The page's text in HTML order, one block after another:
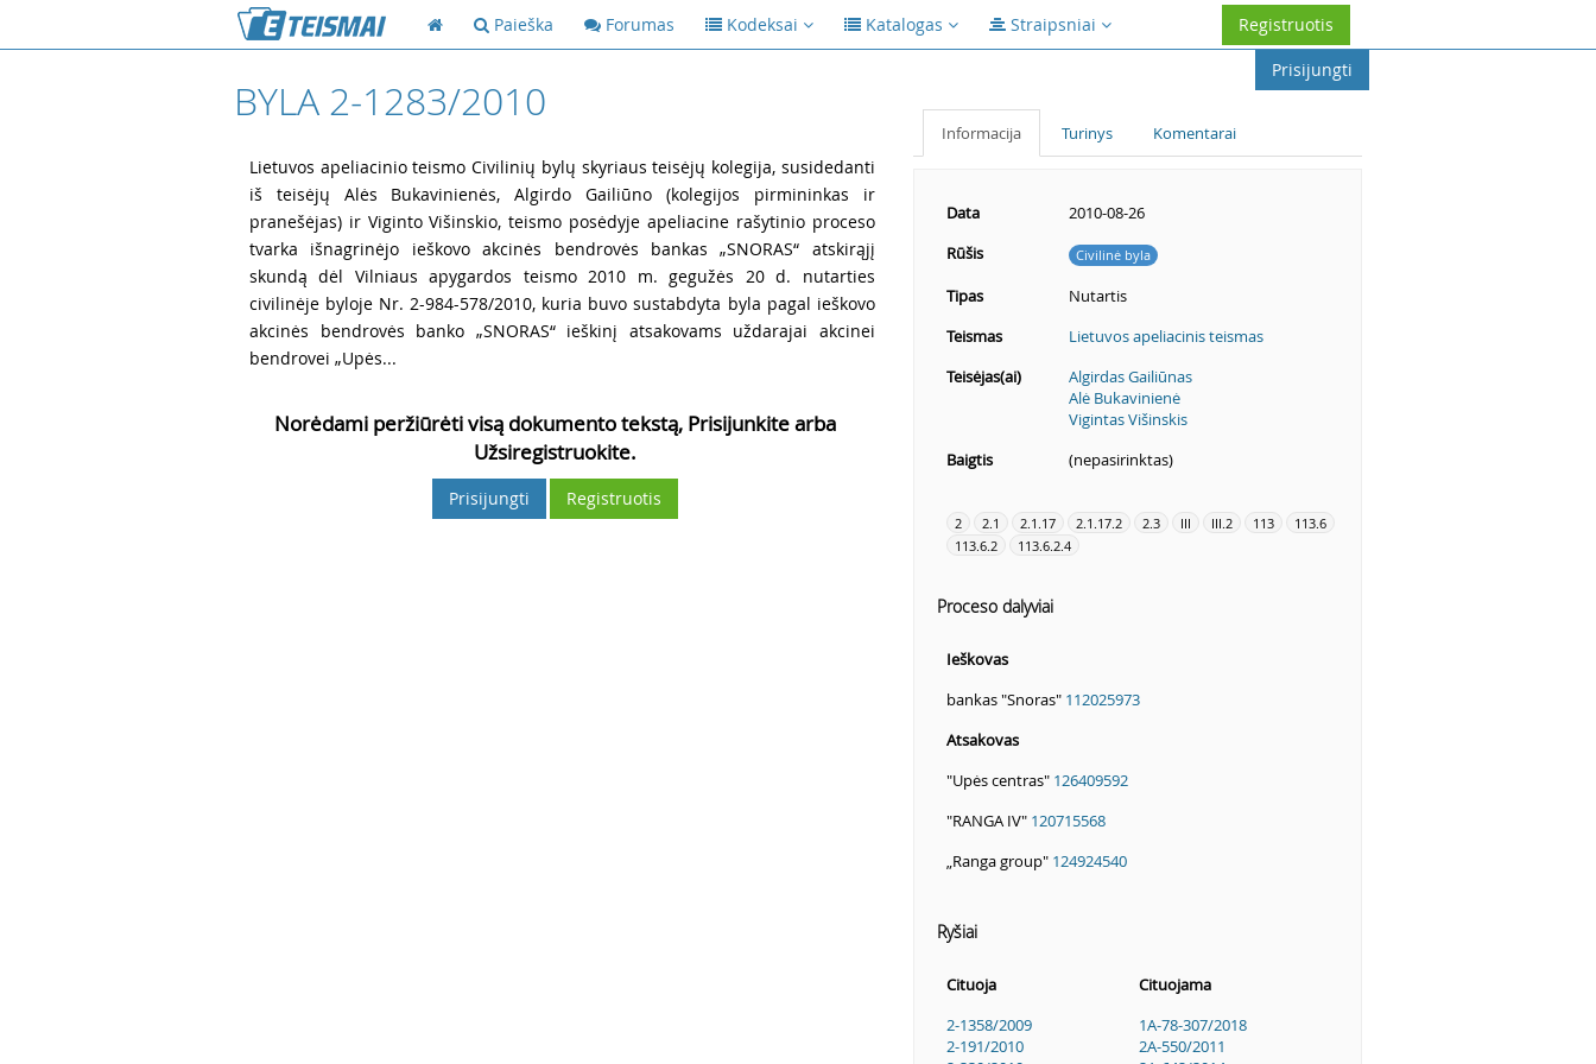
Paieška Forumas Kodeksai Katalogas Straipsniai
Registruotis
Prisijungti
BYLA 2-1283/2010
Lietuvos apeliacinio teismo Civilinių bylų skyriaus teisėjų kolegija, susidedanti
iš teisėjų Alės Bukavinienės, Algirdo Gailiūno (kolegijos pirmininkas ir
pranešėjas) ir Viginto Višinskio, teismo posėdyje apeliacine rašytinio proceso
tvarka išnagrinėjo ieškovo akcinės bendrovės bankas „SNORAS“ atskirąjį
skundą dėl Vilniaus apygardos teismo 2010 m. gegužės 20 d. nutarties
civilinėje byloje Nr. 2-984-578/2010, kuria buvo sustabdyta byla pagal ieškovo
akcinės bendrovės banko „SNORAS“ ieškinį atsakovams uždarajai akcinei
bendrovei „Upės...
Norėdami peržiūrėti visą dokumento tekstą, Prisijunkite arba
Užsiregistruokite.
Prisijungti Registruotis
Informacija Turinys Komentarai
Data
2010-08-26
Rūšis
Civilinė byla
Tipas
Nutartis
Teismas
Lietuvos apeliacinis teismas
Teisėjas(ai)
Algirdas Gailiūnas
Alė Bukavinienė
Vigintas Višinskis
Baigtis
(nepasirinktas)
2 2.1 2.1.17 2.1.17.2 2.3 III III.2 113
113.6
113.6.2
113.6.2.4
Proceso dalyviai
Ieškovas
bankas "Snoras" 112025973
Atsakovas
"Upės centras" 126409592
"RANGA IV" 120715568
„Ranga group" 124924540
Ryšiai
Cituoja
Cituojama
2-1358/2009
2-191/2010
1A-78-307/2018
2A-550/2011